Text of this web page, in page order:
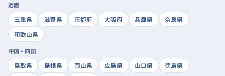
近畿
三重県
滋賀県 京都府 大阪府 兵庫県
奈良県
和歌山県
中国・四国
鳥取県
島根県 岡山県 広島県 山口県
徳島県